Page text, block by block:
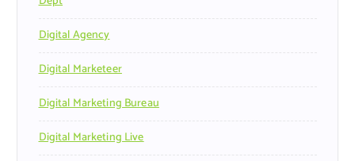
Digital Agency
Digital Marketeer
Digital Marketing Bureau
Digital Marketing Live